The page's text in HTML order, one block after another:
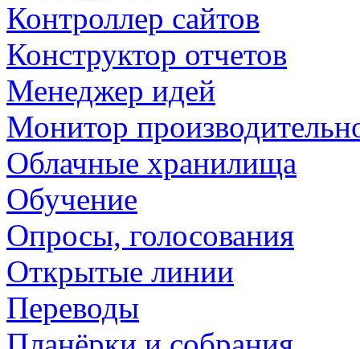
Контроллер сайтов
Конструктор отчетов
Менеджер идей
Монитор
Облачные хранилища
Обучение
Опросы, голосования
Открытые линии
Переводы